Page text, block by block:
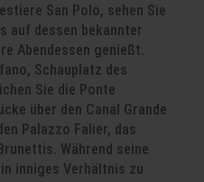
San Polo, sehen Sie
auf dessen bekannter
Abendessen genießt.
Schauplatz des
Sie die Ponte
über den Canal Grande
Palazzo Falier, das
Während seine
inniges Verhältnis zu